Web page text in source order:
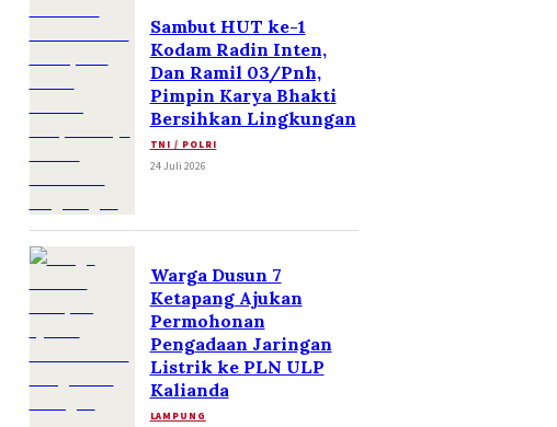
Sambut HUT ke-1
Kodam Radin Inten,
Dan Ramil 03/Pnh,
Pimpin Karya Bhakti
Bersihkan Lingkungan
TNI / POLRI
24 Juli 2026
Warga Dusun 7
Ketapang Ajukan
Permohonan
Pengadaan Jaringan
Listrik ke PLN ULP
Kalianda
LAMPUNG